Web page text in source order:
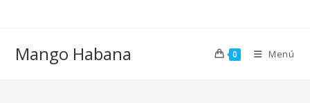
Mango Habana 0 Menú